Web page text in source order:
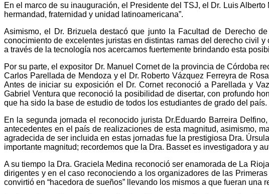
En el marco de su inauguración, el Presidente del TSJ, el Dr. Luis
hermandad, fraternidad y unidad latinoamericana”.
Asimismo, el Dr. Brizuela destacó que junto la Facultad de Derecho
conocimiento de excelentes juristas en distintas ramas del derecho civil
a través de la tecnología nos acercamos fuertemente brindando esta
Por su parte, el expositor Dr. Manuel Cornet de la provincia de Córdoba
Carlos Parellada de Mendoza y el Dr. Roberto Vázquez Ferreyra de
Antes de iniciar su exposición el Dr. Cornet reconoció a Parellada y
Gabriel Ventura que reconoció la posibilidad de disertar, con profundo
que ha sido la base de estudio de todos los estudiantes de grado del país.
En la segunda jornada el reconocido jurista Dr.Eduardo Barreira
antecedentes en el país de realizaciones de esta magnitud, asimismo,
agradecida de ser incluida en estas jornadas fue la prestigiosa Dra.
importante magnitud; recordemos que la Dra. Basset es investigadora y
A su tiempo la Dra. Graciela Medina reconoció ser enamorada de La
dirigentes y en el caso reconociendo a los organizadores de las
convirtió en “hacedora de sueños” llevando los mismos a que fueran una